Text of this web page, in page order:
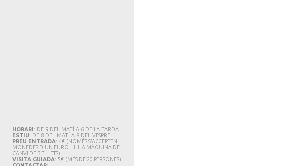
HORARI : DE 9 DEL MATÍ A 6 DE LA TARDA.
ESTIU: DE 8 DEL MATÍ A 8 DEL VESPRE.
PREU ENTRADA: 4€. (NOMÉS S'ACCEPTEN
MONEDES D'UN EURO. HI HA MÀQUINA DE
CANVI DE BITLLETS)
VISITA GUIADA: 5€ (MÉS DE 20 PERSONES)